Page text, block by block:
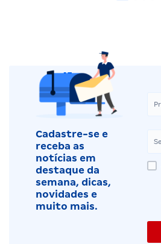
Cadastre-se e
receba as
notícias em
destaque da
semana, dicas,
novidades e
muito mais.